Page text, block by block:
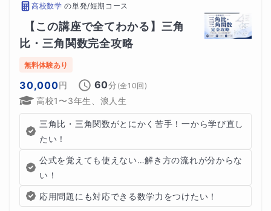
高校数学 の単発/短期コース
【この講座で全てわかる】三角
比・三角関数完全攻略
無料体験あり
30,000円 60分 (全10回)
高校1〜3年生、浪人生
三角比・三角関数がとにかく苦手！一から学び直し
たい！
公式を覚えても使えない…解き方の流れが分からな
い！
応用問題にも対応できる数学力をつけたい！